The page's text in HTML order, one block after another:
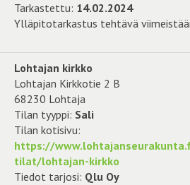
Tarkastettu: 14.02.2024
Ylläpitotarkastus tehtävä
Lohtajan kirkko
Lohtajan Kirkkotie 2 B
68230 Lohtaja
Tilan tyyppi: Sali
Tilan kotisivu:
https://
tilat/lohtajan-kirkko
Tiedot tarjosi: Qlu Oy